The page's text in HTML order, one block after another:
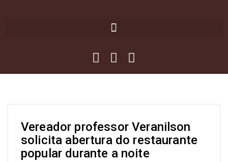
Vereador professor Veranilson
solicita abertura do restaurante
popular durante a noite